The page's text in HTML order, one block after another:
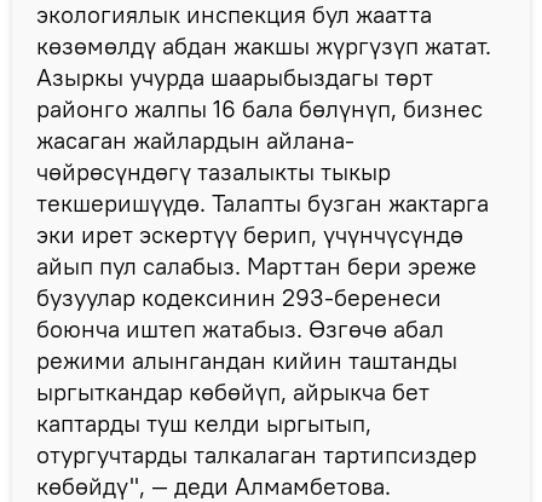
экологиялык инспекция бул жаатта
көзөмөлдү абдан жакшы жүргүзүп жатат.
Азыркы учурда шаарыбыздагы төрт
районго жалпы 16 бала бөлүнүп, бизнес
жасаган жайлардын айлана-
чөйрөсүндөгү тазалыкты тыкыр
текшеришүүдө. Талапты бузган жактарга
эки ирет эскертүү берип, үчүнчүсүндө
айып пул салабыз. Марттан бери эреже
бузуулар кодексинин 293-беренеси
боюнча иштеп жатабыз. Өзгөчө абал
режими алынгандан кийин таштанды
ыргыткандар көбөйүп, айрыкча бет
каптарды туш келди ыргытып,
отургучтарды талкалаган тартипсиздер
көбөйдү", — деди Алмамбетова.